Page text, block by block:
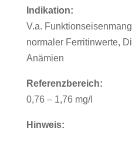
Indikation:
V.a.
normaler Ferritinwerte,
Anämien
Referenzbereich:
0,76 – 1,76 mg/l
Hinweis: